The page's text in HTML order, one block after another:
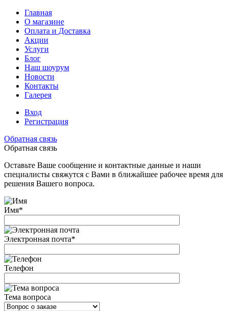
Главная
О магазине
Оплата и Доставка
Акции
Услуги
Блог
Наш шоурум
Новости
Контакты
Галерея
Вход
Регистрация
Обратная связь
Обратная связь
Оставьте Ваше сообщение и контактные данные и наши
специалисты свяжутся с Вами в ближайшее рабочее время для
решения Вашего вопроса.
Имя*
Электронная почта*
Телефон
Тема вопроса